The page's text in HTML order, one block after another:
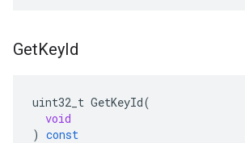
GetKeyId
uint32_t GetKeyId(
void
) const